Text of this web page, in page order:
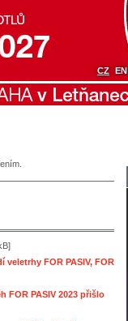
CZ EN
FOR PASIV, FOR
FOR PASIV 2023 přišlo